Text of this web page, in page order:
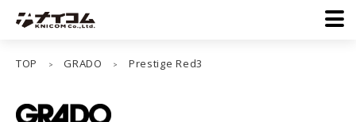
TOP > GRADO > Prestige Red3